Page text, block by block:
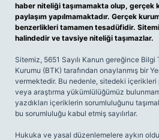
haber niteliği taşımamakta olup, gerçek
paylaşım yapılmamaktadır. Gerçek
benzerlikleri tamamen tesadüfidir.
halindedir ve tavsiye niteliği taşımazlar.
Sitemiz, 5651 Sayılı Kanun gereğince
Kurumu (BTK) tarafından onaylanmış bir
vermektedir. Bu nedenle, sitedeki
veya araştırma yükümlülüğümüz
yazdıkları içeriklerin sorumluluğunu
bu sorumluluğu kabul etmiş sayılırlar.
Hukuka ve yasal düzenlemelere aykırı